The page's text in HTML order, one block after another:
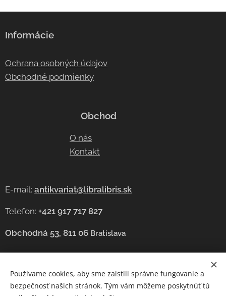
Informácie
Ochrana osobných údajov
Obchodné podmienky
Obchod
O nás
Kontakt
E-mail: antikvariat@libralibris.sk
Telefon: +421 917 717 827
Obchodná 53, 811 06 Bratislava
Cookies
Používame cookies, aby sme zaistili správne fungovanie a
bezpečnosť našich stránok. Tým vám môžeme poskytnúť tú